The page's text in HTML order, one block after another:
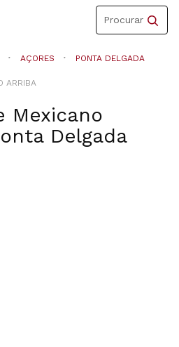
Toggle
navigation
Procurar
AÇORES PONTA DELGADA
ARRIBA
Mexicano
Delgada